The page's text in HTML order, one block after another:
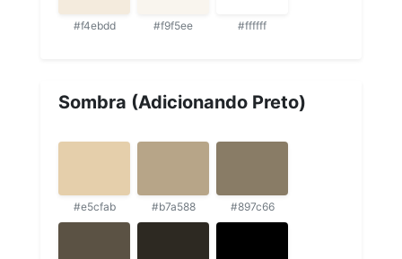
#f4ebdd #f9f5ee #ffffff
Sombra (Adicionando Preto)
#e5cfab #b7a588 #897c66